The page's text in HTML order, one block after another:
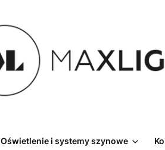
Oświetlenie i systemy szynowe